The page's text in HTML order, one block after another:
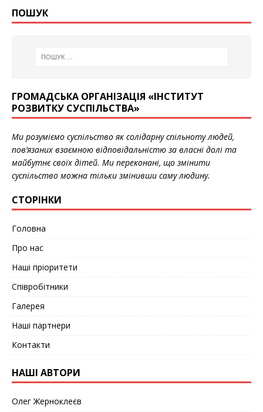
ПОШУК
ГРОМАДСЬКА ОРГАНІЗАЦІЯ «ІНСТИТУТ
РОЗВИТКУ СУСПІЛЬСТВА»
Ми розуміємо суспільство як солідарну спільноту людей,
пов’язаних взаємною відповідальністю за власні долі та
майбутнє своїх дітей. Ми переконані, що змінити
суспільство можна тільки змінивши саму людину.
СТОРІНКИ
Головна
Про нас
Наші пріоритети
Співробітники
Галерея
Наші партнери
Контакти
НАШІ АВТОРИ
Олег Жерноклеєв